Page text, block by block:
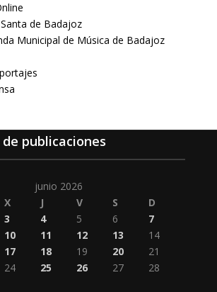
de Badajoz
Municipal de Música de Badajoz
publicaciones
junio 2026
X J V S
D
3 4 5 6
7
10 11 12 13
14
17 18 19 20
21
24 25 26 27
28